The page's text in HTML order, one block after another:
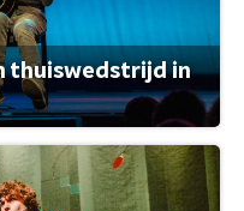
thuiswedstrijd in